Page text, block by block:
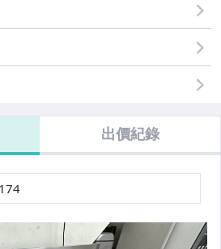
出價紀錄